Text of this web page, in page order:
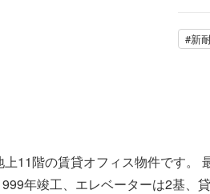
#新
11階の賃貸オフィス物件です
年竣工、エレベーターは2基、